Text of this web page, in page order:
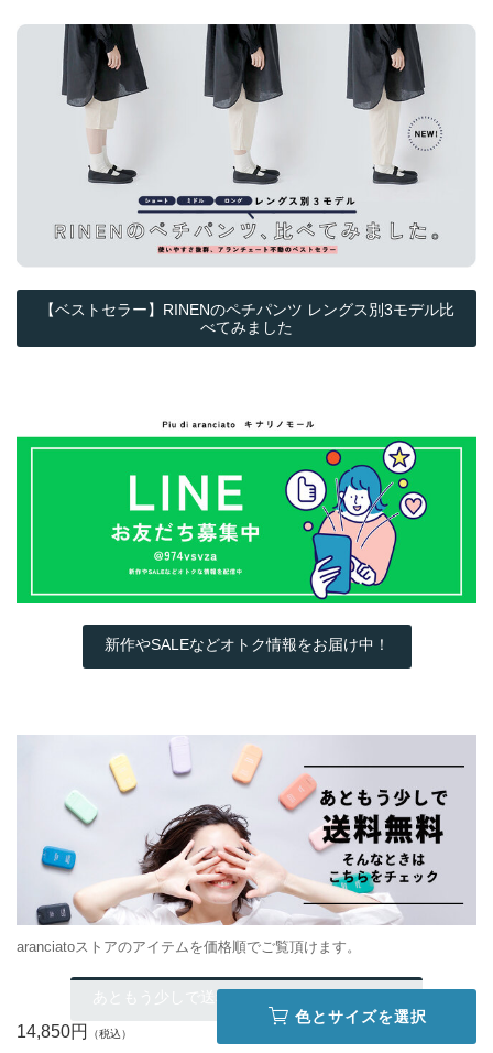
【ベストセラー】RINENのペチパンツ レングス別3モデル比
べてみました
新作やSALEなどオトク情報をお届け中！
aranciatoストアのアイテムを価格順でご覧頂けます。
あともう少しで送料無料…そんな時はこちら
14,850円
色とサイズを選択